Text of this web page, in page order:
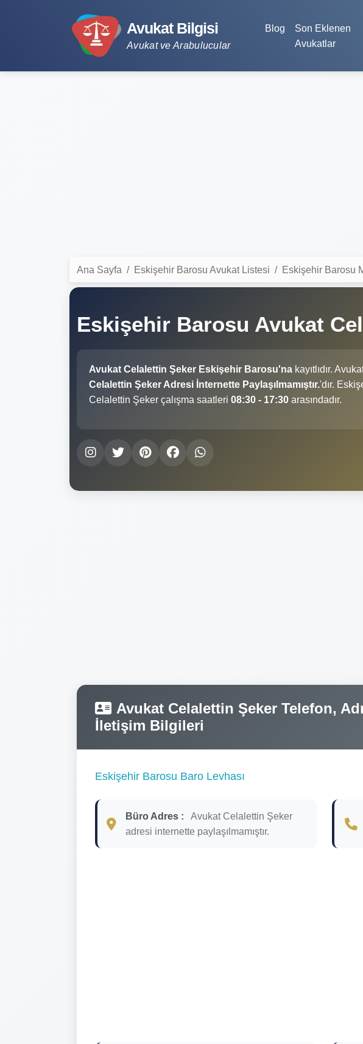
Avukat Bilgisi
Avukat ve Arabulucular
Blog
Son Eklenen
Avukatlar
Ana Sayfa Eskişehir Barosu Avukat Listesi Eskişehir Barosu
Eskişehir Barosu Avukat
Avukat Celalettin Şeker Eskişehir Barosu'na kayıtlıdır.
Celalettin Şeker Adresi İnternette Paylaşılmamıştır.'dır.
Celalettin Şeker çalışma saatleri 08:30 - 17:30 arasındadır.
Avukat Celalettin Şeker Telefon,
İletişim Bilgileri
Eskişehir Barosu Baro Levhası
Büro Adres :
Avukat Celalettin Şeker
adresi internette paylaşılmamıştır.